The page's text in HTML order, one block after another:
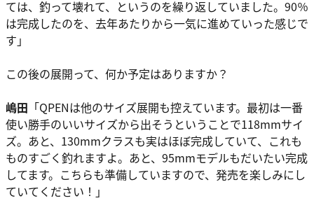
ては、釣って壊れて、というのを繰り返していました。90％
は完成したのを、去年あたりから一気に進めていった感じで
す」
この後の展開って、何か予定はありますか？
嶋田 「QPENは他のサイズ展開も控えています。最初は一番
使い勝手のいいサイズから出そうということで118mmサイ
ズ。あと、130mmクラスも実はほぼ完成していて、これも
ものすごく釣れますよ。あと、95mmモデルもだいたい完成
してます。こちらも準備していますので、発売を楽しみにし
ていてください！」